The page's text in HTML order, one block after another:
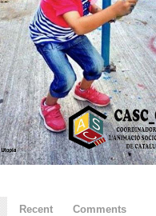
Recent Comments